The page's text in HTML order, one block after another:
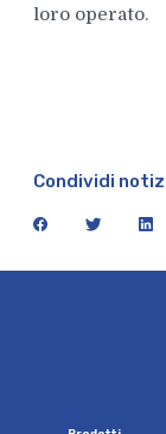
loro operato.
Condividi
facebook twitter